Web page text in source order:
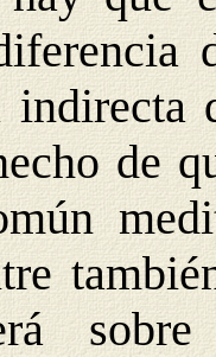
indirecta
de